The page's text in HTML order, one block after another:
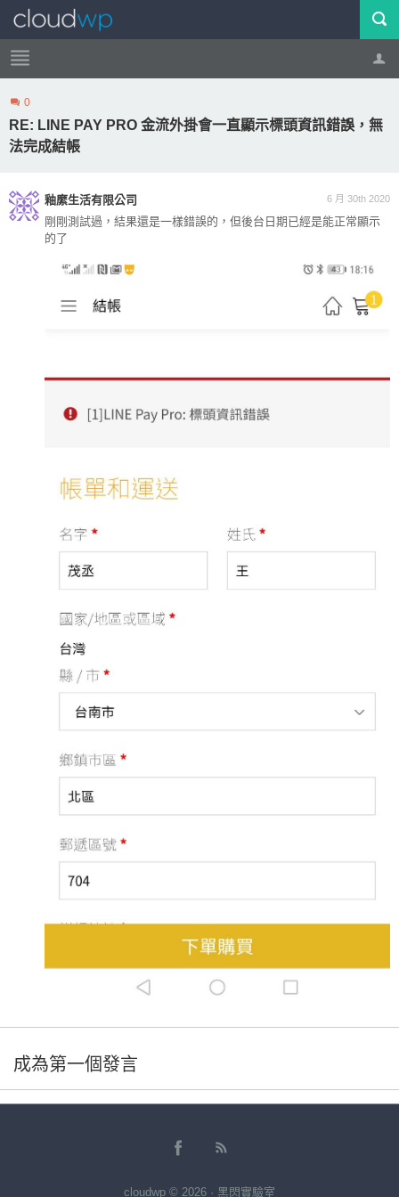
帳號 登出
0
RE: LINE PAY PRO 金流外掛會一直顯示標頭資訊錯誤，無
法完成結帳
6 月 30th 2020
釉縻生活有限公司
剛剛測試過，結果還是一樣錯誤的，但後台日期已經是能正常顯示
的了
成為第一個發言
cloudwp © 2026 · 黑閃實驗室